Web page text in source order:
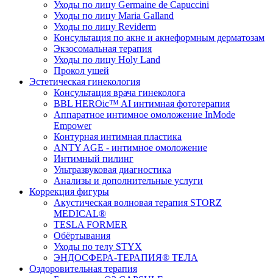
Уходы по лицу Germaine de Capuccini
Уходы по лицу Maria Galland
Уходы по лицу Reviderm
Консультация по акне и акнеформным дерматозам
Экзосомальная терапия
Уходы по лицу Holy Land
Прокол ушей
Эстетическая гинекология
Консультация врача гинеколога
BBL HEROic™ AI интимная фототерапия
Аппаратное интимное омоложение InMode
Empower
Контурная интимная пластика
ANTY AGE - интимное омоложение
Интимный пилинг
Ультразвуковая диагностика
Анализы и дополнительные услуги
Коррекция фигуры
Акустическая волновая терапия STORZ
MEDICAL®
TESLA FORMER
Обёртывания
Уходы по телу STYX
ЭНДОСФЕРА-ТЕРАПИЯ® ТЕЛА
Оздоровительная терапия